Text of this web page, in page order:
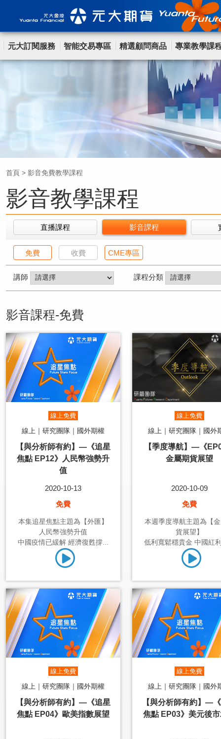
元大訂閱服務 智能交易專區 精選顧問商品 專業教學課
首頁 > 影音免費教學課程
影音教學課程
直播課程 影音課程
免費 收費 CME專區
講師 課程分類
影音課程-免費
線上免費
線上｜研究團隊｜國外期權
【與分析師有約】—《追星
焦點 EP12》人民幣強勢升
值
2020-10-13
免費
本集追星焦點主題為【外匯】
人民幣強勢升值
中國疫情已緩解 經濟復甦撐...
線上免費
線上｜研究團隊｜國外
【季度導航】—《
金屬期貨展望
2020-10-09
免費
本週季度導航主題為【
貨展望】
低利寬鬆穩貴金 中國紅
線上免費
線上｜研究團隊｜國外期權
【與分析師有約】—《追星
焦點 EP04》歐美指數展望
線上免費
線上｜研究團隊｜國外
【與分析師有約】—
焦點 EP03》美元後